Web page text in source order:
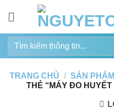
dung
Tìm
kiếm:
TRANG CHỦ / SẢN PHẨM
THẺ “MÁY ĐO